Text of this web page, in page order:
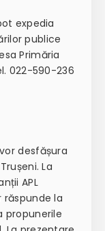
expedia
publice
Primăria
022-590-236
desfășura
La
APL
răspunde la
propunerile